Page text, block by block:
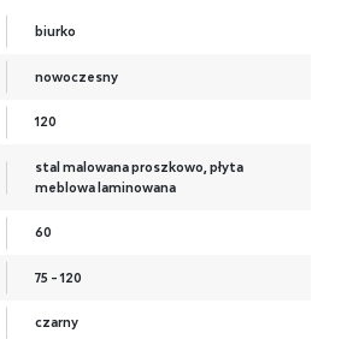
biurko
nowoczesny
120
stal malowana proszkowo, płyta
meblowa laminowana
60
75 - 120
czarny